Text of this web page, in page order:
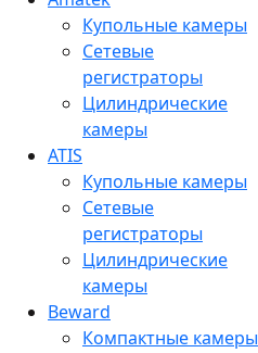
Купольные камеры
Сетевые
регистраторы
Цилиндрические
камеры
ATIS
Купольные камеры
Сетевые
регистраторы
Цилиндрические
камеры
Beward
Компактные камеры